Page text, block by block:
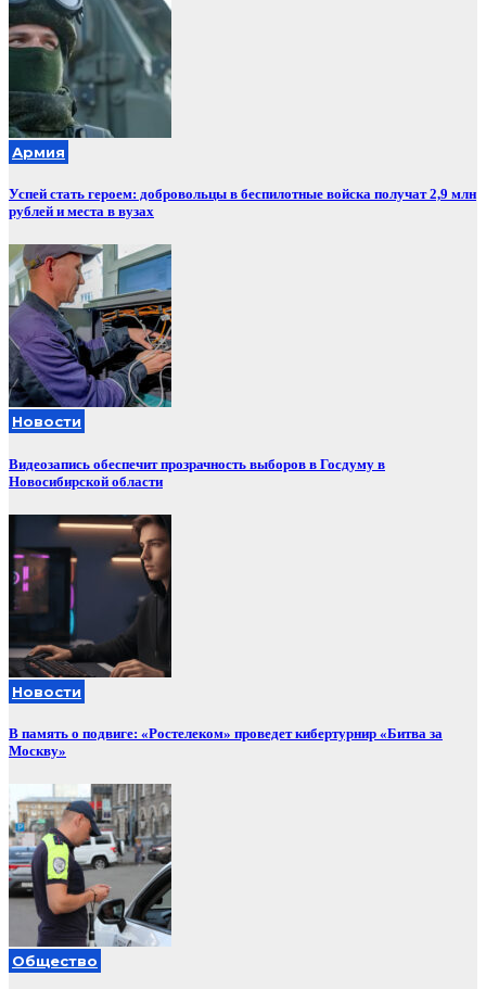
Армия
Успей стать героем: добровольцы в беспилотные войска получат 2,9 млн
рублей и места в вузах
Новости
Видеозапись обеспечит прозрачность выборов в Госдуму в
Новосибирской области
Новости
В память о подвиге: «Ростелеком» проведет кибертурнир «Битва за
Москву»
Общество